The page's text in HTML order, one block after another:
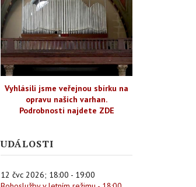
Vyhlásili jsme veřejnou sbírku na
opravu našich varhan.
Podrobnosti najdete ZDE
UDÁLOSTI
12 čvc 2026; 18:00 - 19:00